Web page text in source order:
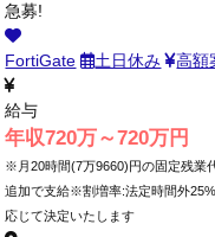
急募!
FortiGate 土日休み 高額
給与
年収720万～720万円
※月20時間(7万9660)円の固定残業
追加で支給※割増率:法定時間外
応じて決定いたします